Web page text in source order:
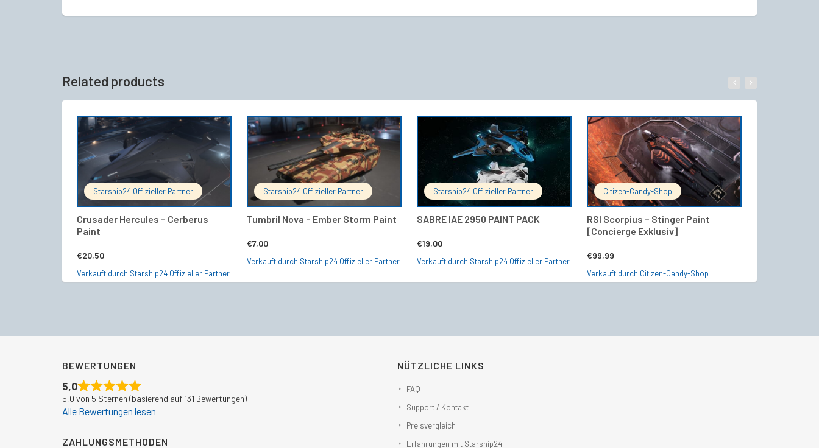
Related products
Starship24 Offizieller Partner
Crusader Hercules – Cerberus
Paint
€20,50
IN DEN WARENKORB
Verkauft durch Starship24 Offizieller Partner
Starship24 Offizieller Partner
Tumbril Nova – Ember Storm Paint
€7,00
IN DEN WARENKORB
Verkauft durch Starship24 Offizieller Partner
Starship24 Offizieller Partner
SABRE IAE 2950 PAINT PACK
€19,00
IN DEN WARENKORB
Verkauft durch Starship24 Offizieller Partner
Citizen-Candy-Shop
RSI Scorpius – Stinger Paint
[Concierge Exklusiv]
€99,99
IN DEN WARENKORB
Verkauft durch Citizen-Candy-Shop
BEWERTUNGEN
5,0
5,0 von 5 Sternen (basierend auf 131 Bewertungen)
Alle Bewertungen lesen
ZAHLUNGSMETHODEN
NÜTZLICHE LINKS
FAQ
Support / Kontakt
Preisvergleich
Erfahrungen mit Starship24